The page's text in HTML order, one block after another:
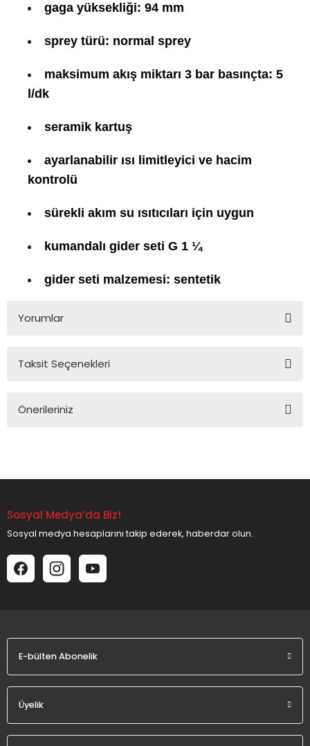
gaga yüksekliği: 94 mm
sprey türü: normal sprey
maksimum akış miktarı 3 bar basınçta: 5
l/dk
seramik kartuş
ayarlanabilir ısı limitleyici ve hacim
kontrolü
sürekli akım su ısıtıcıları için uygun
kumandalı gider seti G 1 ¼
gider seti malzemesi: sentetik
Yorumlar
Taksit Seçenekleri
Önerileriniz
Ürün resmi kalitesiz, bozuk veya görüntülenemiyor.
Ürün açıklamasında eksik bilgiler bulunuyor.
Ürün bilgilerinde hatalar bulunuyor.
Ürün fiyatı diğer sitelerden daha pahalı.
Gönder
Sosyal Medya’da Biz!
Sosyal medya hesaplarını takip ederek, haberdar olun.
E-bülten Abonelik
Üyelik